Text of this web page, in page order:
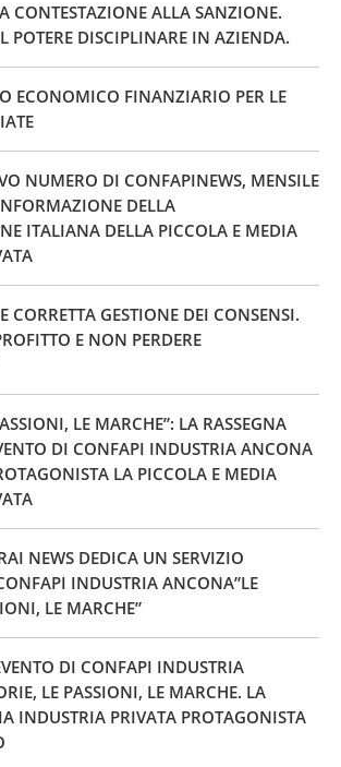
CONTESTAZIONE ALLA SANZIONE.
POTERE DISCIPLINARE IN AZIENDA.
ECONOMICO FINANZIARIO PER LE
NUMERO DI CONFAPINEWS, MENSILE
DELLA
ITALIANA DELLA PICCOLA E MEDIA
CORRETTA GESTIONE DEI CONSENSI.
E NON PERDERE
LE MARCHE”: LA RASSEGNA
DI CONFAPI INDUSTRIA ANCONA
LA PICCOLA E MEDIA
NEWS DEDICA UN SERVIZIO
INDUSTRIA ANCONA”LE
LE MARCHE”
DI CONFAPI INDUSTRIA
LE PASSIONI, LE MARCHE. LA
INDUSTRIA PRIVATA PROTAGONISTA